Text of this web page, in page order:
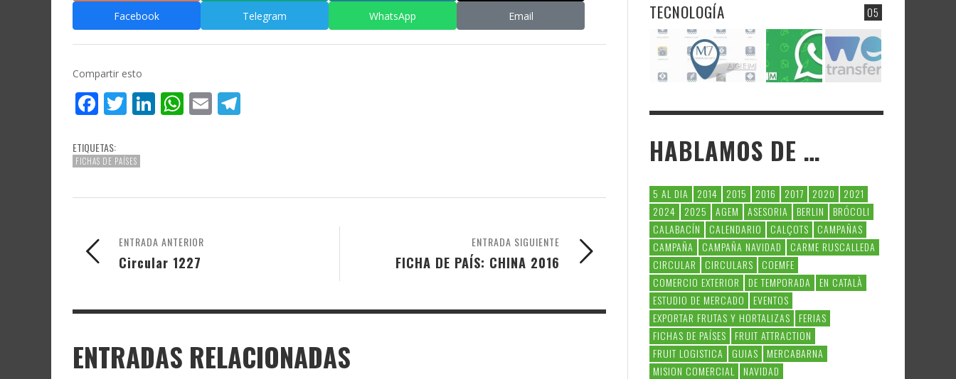
Facebook Telegram WhatsApp Email
Compartir esto
Facebook
Twitter
LinkedIn
WhatsApp
Email
ETIQUETAS:
FICHAS DE PAÍSES
ENTRADA SIGUIENTE
FICHA DE PAÍS: CHINA 2016
ENTRADA ANTERIOR
Circular 1227
ENTRADAS RELACIONADAS
05
TECNOLOGÍA
HABLAMOS DE …
5 AL DIA 2014 2015 2016 2017 2020
2021
2024
2025 AGEM ASESORIA BERLIN
BRÓCOLI
CALABACÍN
CALENDARIO CALÇOTS
CAMPAÑAS
CAMPAÑA
CAMPAÑA NAVIDAD
CARME RUSCALLEDA
CIRCULAR
CIRCULARS
COEMFE
COMERCIO EXTERIOR
DE TEMPORADA
EN CATALÀ
ESTUDIO DE MERCADO
EVENTOS
EXPORTAR FRUTAS Y HORTALIZAS
FERIAS
FICHAS DE PAÍSES
FRUIT ATTRACTION
FRUIT LOGISTICA
GUIAS
MERCABARNA
MISION COMERCIAL
NAVIDAD